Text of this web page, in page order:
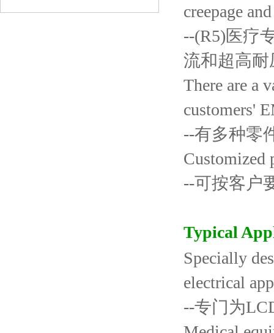
creepage
--(R5)医疗
流和超高
There are a
customers'
--有多种零
Customized
--可按客户
Typical
Specially
electrical
--专门为